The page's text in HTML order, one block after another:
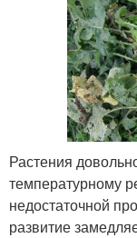
Растения
температурному
недостаточной
развитие